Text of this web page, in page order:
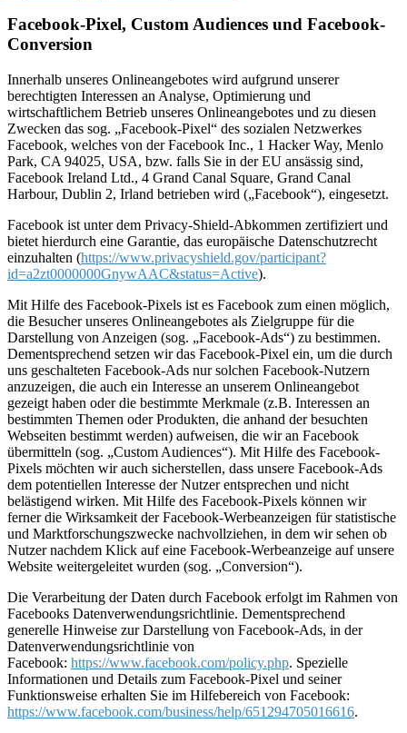
Facebook-Pixel, Custom Audiences und Facebook-
Conversion
Innerhalb unseres Onlineangebotes wird aufgrund unserer
berechtigten Interessen an Analyse, Optimierung und
wirtschaftlichem Betrieb unseres Onlineangebotes und zu diesen
Zwecken das sog. „Facebook-Pixel“ des sozialen Netzwerkes
Facebook, welches von der Facebook Inc., 1 Hacker Way, Menlo
Park, CA 94025, USA, bzw. falls Sie in der EU ansässig sind,
Facebook Ireland Ltd., 4 Grand Canal Square, Grand Canal
Harbour, Dublin 2, Irland betrieben wird („Facebook“), eingesetzt.
Facebook ist unter dem Privacy-Shield-Abkommen zertifiziert und
bietet hierdurch eine Garantie, das europäische Datenschutzrecht
einzuhalten (https://www.privacyshield.gov/participant?
id=a2zt0000000GnywAAC&status=Active).
Mit Hilfe des Facebook-Pixels ist es Facebook zum einen möglich,
die Besucher unseres Onlineangebotes als Zielgruppe für die
Darstellung von Anzeigen (sog. „Facebook-Ads“) zu bestimmen.
Dementsprechend setzen wir das Facebook-Pixel ein, um die durch
uns geschalteten Facebook-Ads nur solchen Facebook-Nutzern
anzuzeigen, die auch ein Interesse an unserem Onlineangebot
gezeigt haben oder die bestimmte Merkmale (z.B. Interessen an
bestimmten Themen oder Produkten, die anhand der besuchten
Webseiten bestimmt werden) aufweisen, die wir an Facebook
übermitteln (sog. „Custom Audiences“). Mit Hilfe des Facebook-
Pixels möchten wir auch sicherstellen, dass unsere Facebook-Ads
dem potentiellen Interesse der Nutzer entsprechen und nicht
belästigend wirken. Mit Hilfe des Facebook-Pixels können wir
ferner die Wirksamkeit der Facebook-Werbeanzeigen für statistische
und Marktforschungszwecke nachvollziehen, in dem wir sehen ob
Nutzer nachdem Klick auf eine Facebook-Werbeanzeige auf unsere
Website weitergeleitet wurden (sog. „Conversion“).
Die Verarbeitung der Daten durch Facebook erfolgt im Rahmen von
Facebooks Datenverwendungsrichtlinie. Dementsprechend
generelle Hinweise zur Darstellung von Facebook-Ads, in der
Datenverwendungsrichtlinie von
Facebook: https://www.facebook.com/policy.php. Spezielle
Informationen und Details zum Facebook-Pixel und seiner
Funktionsweise erhalten Sie im Hilfebereich von Facebook:
https://www.facebook.com/business/help/651294705016616.